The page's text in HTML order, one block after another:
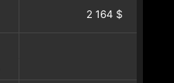
2 164 $